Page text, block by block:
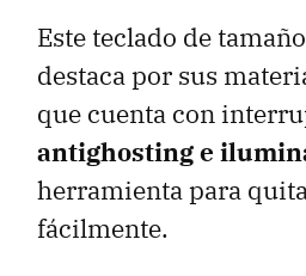
Este teclado de
destaca por sus
que cuenta con
antighosting e
herramienta para
fácilmente.